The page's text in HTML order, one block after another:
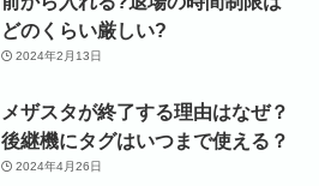
どのくらい厳しい?
2024年2月13日
メザスタが終了する理由はなぜ？
後継機にタグはいつまで使える？
2024年4月26日